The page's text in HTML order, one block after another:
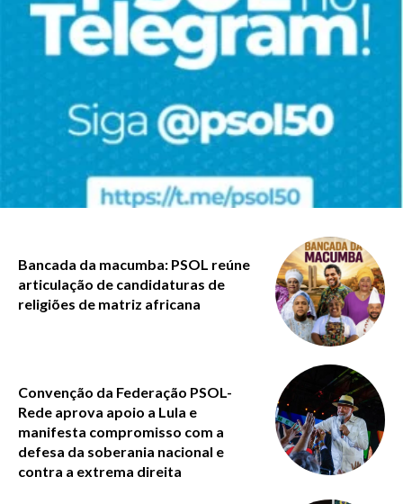
Bancada da macumba: PSOL reúne
articulação de candidaturas de
religiões de matriz africana
Convenção da Federação PSOL-
Rede aprova apoio a Lula e
manifesta compromisso com a
defesa da soberania nacional e
contra a extrema direita